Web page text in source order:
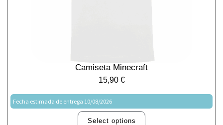
Camiseta Minecraft
15,90 €
Fecha estimada de entrega 10/08/2026
Select options